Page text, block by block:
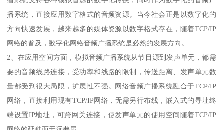
播系统，直接应用数字格式的音频资源。当今社会正是以数字化的
方向快速发展，越来越多的媒体资源以数字格式存在，随着TCP/IP
网络的普及，数字化网络音频广播系统是必然的发展方向。
2、在应用空间方面，模拟音频广播系统从节目源到发声单元，都需
要的音频线路连接，受功率和线路的限制，传送距离、发声单元数
量都受到很大局限，扩展性不强。网络音频广播系统融合于TCP/IP
网络，直接利用现有TCP/IP网络，无需另行布线，嵌入式的寻址终
端设置IP地址，可跨网关连接，使发声单元的使用空间随着TCP/IP